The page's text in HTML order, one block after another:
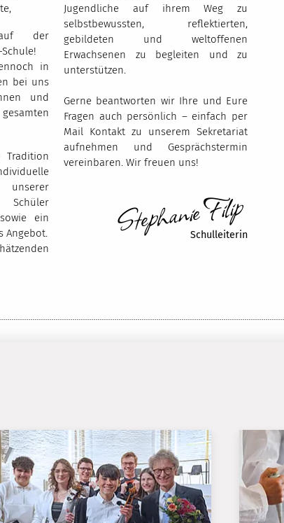
der
in
bei uns
und
unserer
ein
Angebot.
Jugendliche auf ihrem Weg zu
selbstbewussten, reflektierten,
gebildeten und weltoffenen
Erwachsenen zu begleiten und zu
unterstützen.
Gerne beantworten wir Ihre und Eure
Fragen auch persönlich – einfach per
Mail Kontakt zu unserem Sekretariat
aufnehmen und Gesprächstermin
vereinbaren. Wir freuen uns!
Stephanie Filip
Schulleiterin